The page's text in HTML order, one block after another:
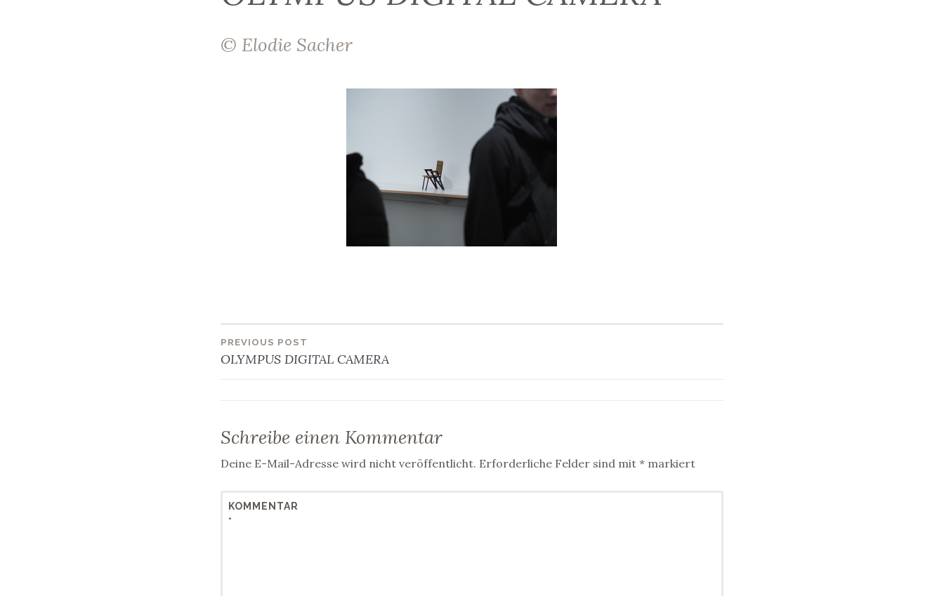
© Elodie Sacher
Beitragsnavigation
PREVIOUS POST
OLYMPUS DIGITAL CAMERA
Schreibe einen Kommentar
Deine E-Mail-Adresse wird nicht veröffentlicht. Erforderliche Felder sind mit * markiert
KOMMENTAR
*